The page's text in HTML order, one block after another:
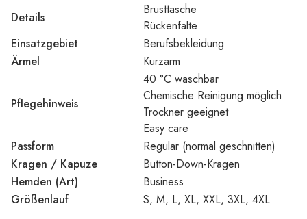
Details
Brusttasche
Rückenfalte
Einsatzgebiet
Berufsbekleidung
Ärmel
Kurzarm
Pflegehinweis
40 °C waschbar
Chemische Reinigung möglich
Trockner geeignet
Easy care
Passform
Regular (normal geschnitten)
Kragen / Kapuze
Button-Down-Kragen
Hemden (Art)
Business
Größenlauf
S, M, L, XL, XXL, 3XL, 4XL